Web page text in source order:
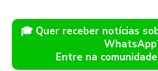
🎓 Quer receber notícias
Entre na